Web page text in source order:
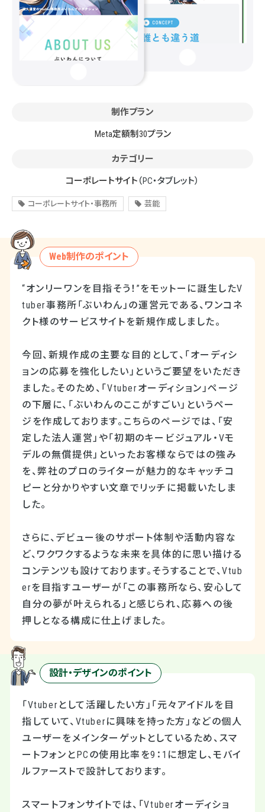
制作プラン
Meta定額制30プラン
カテゴリー
コーポレートサイト （PC・タブレット）
コーポレートサイト・事務所 芸能
Web制作のポイント
“オンリーワンを目指そう！”をモットーに誕生したV
tuber事務所「ぶいわん」の運営元である、ワンコネ
クト様のサービスサイトを新規作成しました。
今回、新規作成の主要な目的として、「オーディシ
ョンの応募を強化したい」というご要望をいただき
ました。そのため、「Vtuberオーディション」ページ
の下層に、「ぶいわんのここがすごい」というペー
ジを作成しております。こちらのページでは、「安
定した法人運営」や「初期のキービジュアル・Vモ
デルの無償提供」といったお客様ならではの強み
を、弊社のプロのライターが魅力的なキャッチコ
ピーと分かりやすい文章でリッチに掲載いたしま
した。
さらに、デビュー後のサポート体制や活動内容な
ど、ワクワクするような未来を具体的に思い描ける
コンテンツも設けております。そうすることで、Vtub
erを目指すユーザーが「この事務所なら、安心して
自分の夢が叶えられる」と感じられ、応募への後
押しとなる構成に仕上げました。
設計・デザインのポイント
「Vtuberとして活躍したい方」「元々アイドルを目
指していて、Vtuberに興味を持った方」などの個人
ユーザーをメインターゲットとしているため、スマ
ートフォンとPCの使用比率を9：1に想定し、モバイ
ルファーストで設計しております。
スマートフォンサイトでは、「Vtuberオーディショ